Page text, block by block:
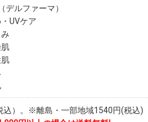
デルファーマ）
UVケア
）。※離島・一部地域1540円(税込)